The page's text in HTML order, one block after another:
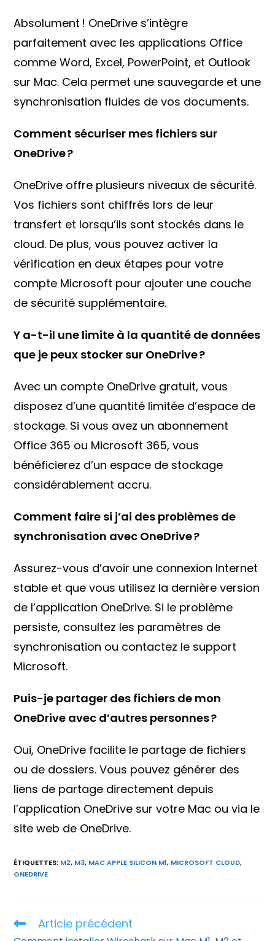
Absolument ! OneDrive s’intègre
parfaitement avec les applications Office
comme Word, Excel, PowerPoint, et Outlook
sur Mac. Cela permet une sauvegarde et une
synchronisation fluides de vos documents.
Comment sécuriser mes fichiers sur
OneDrive ?
OneDrive offre plusieurs niveaux de sécurité.
Vos fichiers sont chiffrés lors de leur
transfert et lorsqu’ils sont stockés dans le
cloud. De plus, vous pouvez activer la
vérification en deux étapes pour votre
compte Microsoft pour ajouter une couche
de sécurité supplémentaire.
Y a-t-il une limite à la quantité de données
que je peux stocker sur OneDrive ?
Avec un compte OneDrive gratuit, vous
disposez d’une quantité limitée d’espace de
stockage. Si vous avez un abonnement
Office 365 ou Microsoft 365, vous
bénéficierez d’un espace de stockage
considérablement accru.
Comment faire si j’ai des problèmes de
synchronisation avec OneDrive ?
Assurez-vous d’avoir une connexion Internet
stable et que vous utilisez la dernière version
de l’application OneDrive. Si le problème
persiste, consultez les paramètres de
synchronisation ou contactez le support
Microsoft.
Puis-je partager des fichiers de mon
OneDrive avec d’autres personnes ?
Oui, OneDrive facilite le partage de fichiers
ou de dossiers. Vous pouvez générer des
liens de partage directement depuis
l’application OneDrive sur votre Mac ou via le
site web de OneDrive.
ÉTIQUETTES: M2, M3, MAC APPLE SILICON M1, MICROSOFT CLOUD,
ONEDRIVE
Read
Article précédent